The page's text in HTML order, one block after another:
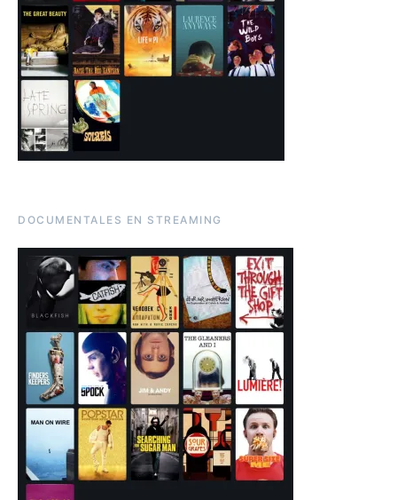
DOCUMENTALES EN STREAMING